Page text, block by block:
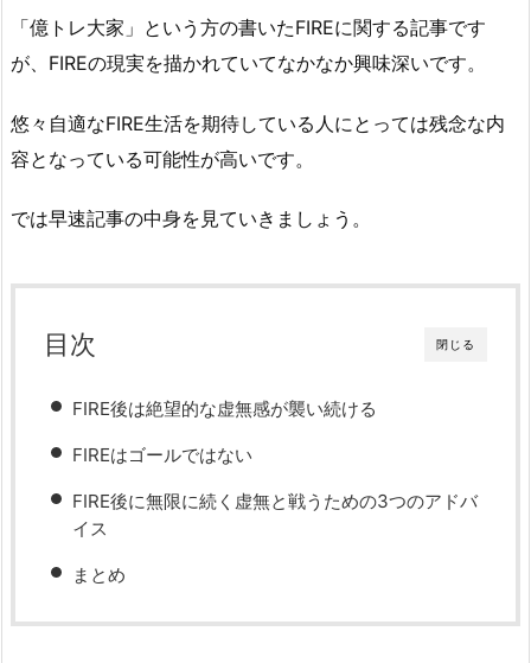
「億トレ大家」という方の書いたFIREに関する記事です
が、FIREの現実を描かれていてなかなか興味深いです。
悠々自適なFIRE生活を期待している人にとっては残念な内
容となっている可能性が高いです。
では早速記事の中身を見ていきましょう。
閉じる
目次
FIRE後は絶望的な虚無感が襲い続ける
FIREはゴールではない
FIRE後に無限に続く虚無と戦うための3つのアドバ
イス
まとめ